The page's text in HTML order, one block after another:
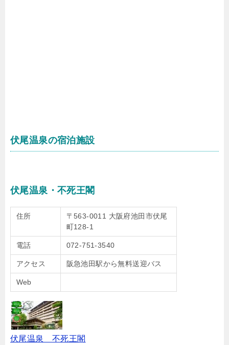
伏尾温泉の宿泊施設
伏尾温泉・不死王閣
住所
〒563-0011 大阪府池田市伏尾
町128-1
電話 072-751-3540
アクセス 阪急池田駅から無料送迎バス
Web
伏尾温泉 不死王閣